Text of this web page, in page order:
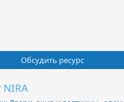
Обсудить ресурс
NIRA